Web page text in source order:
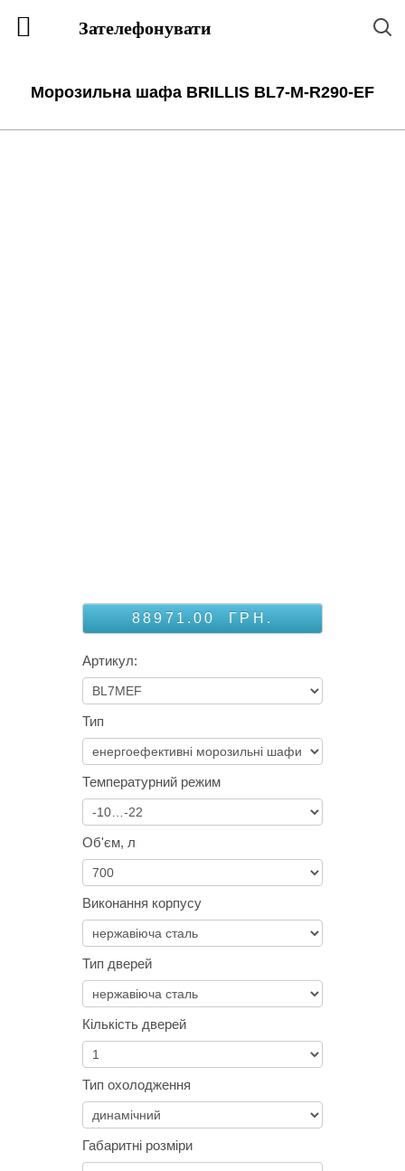
Морозильна шафа BRILLIS BL7-M-R290-EF
88971.00 ГРН.
Артикул:
Тип
Температурний режим
Об'єм, л
Виконання корпусу
Тип дверей
Кількість дверей
Тип охолодження
Габаритні розміри
Зателефонувати